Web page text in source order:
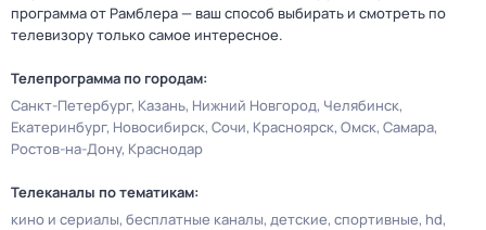
программа от Рамблера — ваш способ выбирать и смотреть по
телевизору только самое интересное.
Телепрограмма по городам:
Санкт-Петербург Казань Нижний Новгород Челябинск
Екатеринбург Новосибирск Сочи Красноярск Омск Самара
Ростов-на-Дону Краснодар
Телеканалы по тематикам:
кино и сериалы бесплатные каналы детские спортивные hd